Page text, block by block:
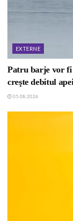
EXTERNE
Patru barje vor fi
creşte debitul
05.08.2026